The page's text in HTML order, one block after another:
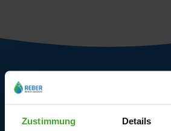
Zustimmung Details
Kundendienst